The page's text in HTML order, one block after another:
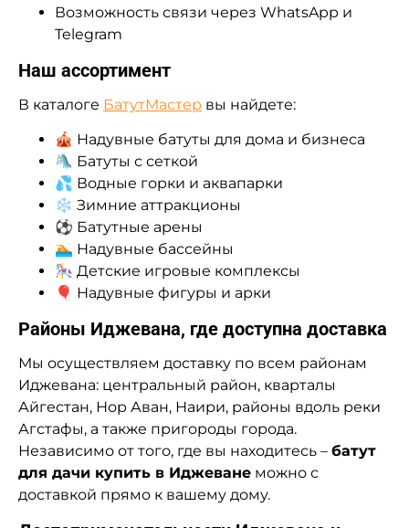
Возможность связи через WhatsApp и
Telegram
Наш ассортимент
В каталоге БатутМастер вы найдете:
🎪 Надувные батуты для дома и бизнеса
🛝 Батуты с сеткой
💦 Водные горки и аквапарки
❄ Зимние аттракционы
⚽ Батутные арены
🏊 Надувные бассейны
🎠 Детские игровые комплексы
🎈 Надувные фигуры и арки
Районы Иджевана, где доступна доставка
Мы осуществляем доставку по всем районам
Иджевана: центральный район, кварталы
Айгестан, Нор Аван, Наири, районы вдоль реки
Агстафы, а также пригороды города.
Независимо от того, где вы находитесь – батут
для дачи купить в Иджеване можно с
доставкой прямо к вашему дому.